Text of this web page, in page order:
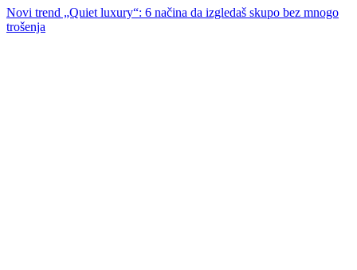
Novi trend „Quiet luxury“: 6 načina da izgledaš skupo bez mnogo
trošenja